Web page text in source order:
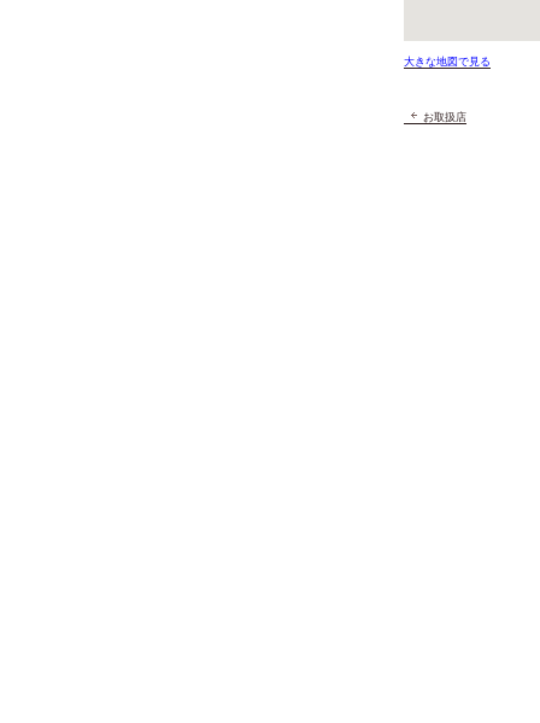
大きな地図で見る
お取扱店